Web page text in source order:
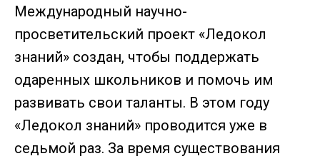
Международный научно-
просветительский проект «Ледокол
знаний» создан, чтобы поддержать
одаренных школьников и помочь им
развивать свои таланты. В этом году
«Ледокол знаний» проводится уже в
седьмой раз. За время существования